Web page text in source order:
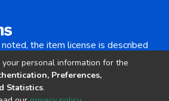
the item license is described
Attribution-NonCommercial-
personal information for the
Preferences,
Statistics.